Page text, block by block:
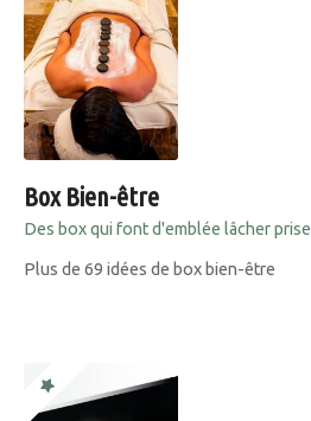
Box Bien-être
Des box qui font d'emblée lâcher prise
Plus de 69 idées de box bien-être